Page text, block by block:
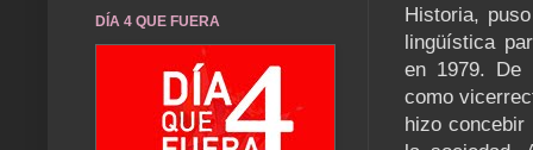
Historia,
lingüística
en 1979. De
como
hizo
DÍA 4 QUE FUERA